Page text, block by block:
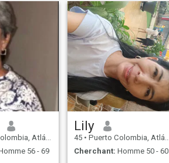
Atlántico, Colombie
56 - 69
Lily
45 • Puerto Colombia, Atlántico, Colombie
Cherchant: Homme 50 - 60